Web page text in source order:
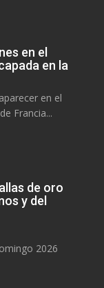
en el
en la
en el
Francia...
de oro
y del
2026